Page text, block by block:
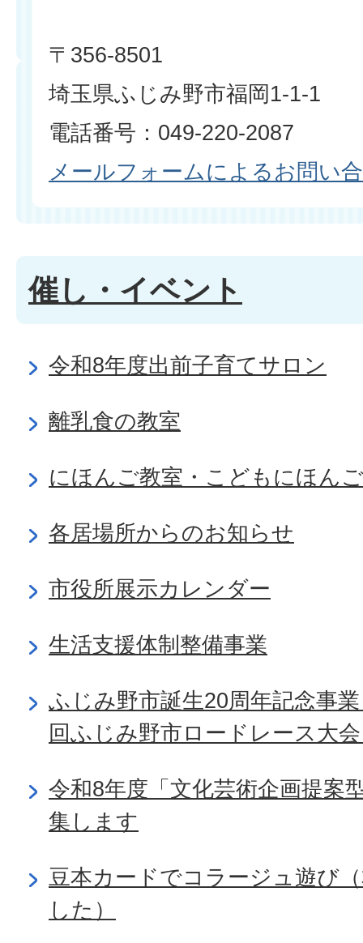
〒356-8501
埼玉県ふじみ野市福岡1-1-1
電話番号：049-220-2087
メールフォームによるお問い
催し・イベント
令和8年度出前子育てサロン
離乳食の教室
にほんご教室・こどもにほん
各居場所からのお知らせ
市役所展示カレンダー
生活支援体制整備事業
ふじみ野市誕生20周年記念事
回ふじみ野市ロードレース大
令和8年度「文化芸術企画提案
集します
豆本カードでコラージュ遊び
した）